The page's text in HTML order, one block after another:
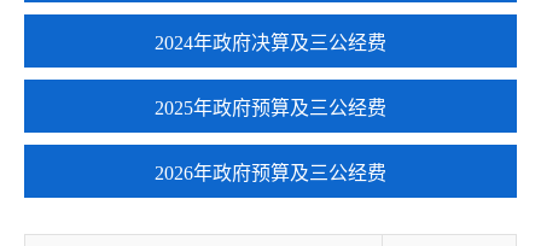
2024年政府决算及三公经费
2025年政府预算及三公经费
2026年政府预算及三公经费